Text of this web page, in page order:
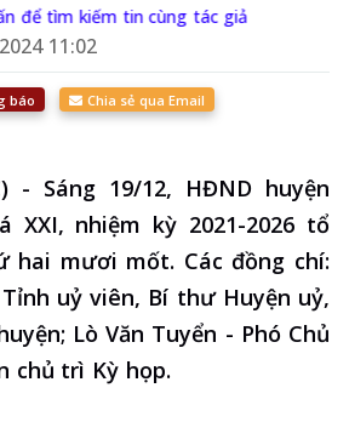
để tìm kiếm tin cùng tác giả
11:02
báo Chia sẻ qua Email
- Sáng 19/12, HĐND huyện
XXI, nhiệm kỳ 2021-2026 tổ
hai mươi mốt. Các đồng chí:
uỷ viên, Bí thư Huyện uỷ,
Lò Văn Tuyển - Phó Chủ
chủ trì Kỳ họp.